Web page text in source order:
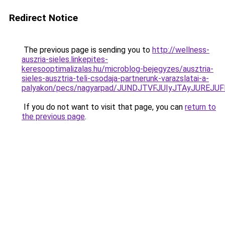
Redirect Notice
The previous page is sending you to http://wellness-
auszria-sieles.linkepites-
keresooptimalizalas.hu/microblog-bejegyzes/ausztria-
sieles-ausztria-teli-csodaja-partnerunk-varazslatai-a-
palyakon/pecs/nagyarpad/
If you do not want to visit that page, you can return to
the previous page.